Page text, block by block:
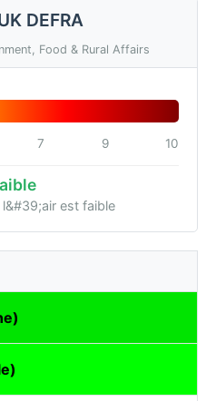
DEFRA
Food & Rural Affairs
7 9 10
est faible